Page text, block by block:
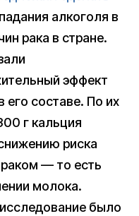
алкоголя в
рака в стране.
эффект
его составе. По их
г кальция
риска
— то есть
молока.
было